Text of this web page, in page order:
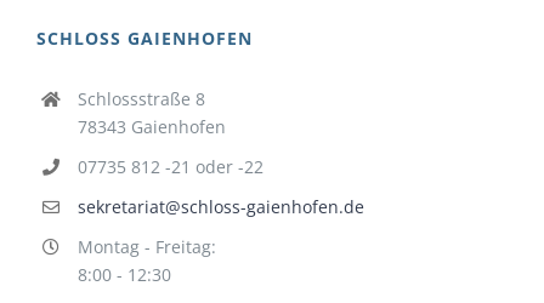
SCHLOSS GAIENHOFEN
Schlossstraße 8
78343 Gaienhofen
07735 812 -21 oder -22
sekretariat@schloss-gaienhofen.de
Montag - Freitag:
8:00 - 12:30